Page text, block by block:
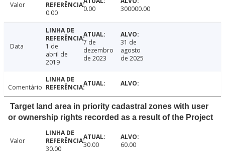
Valor
0.00
0.00 300000.00
Data
1 de
abril de
2019
7 de
dezembro
de 2023
31 de
agosto
de 2025
Comentário
Target land area in priority cadastral zones with user
or ownership rights recorded as a result of the Project
Valor
30.00
30.00 60.00